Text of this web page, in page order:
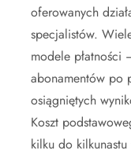
oferowanych
specjalistów.
modele płatności
abonamentów po
osiągniętych
Koszt
kilku do kilkunastu